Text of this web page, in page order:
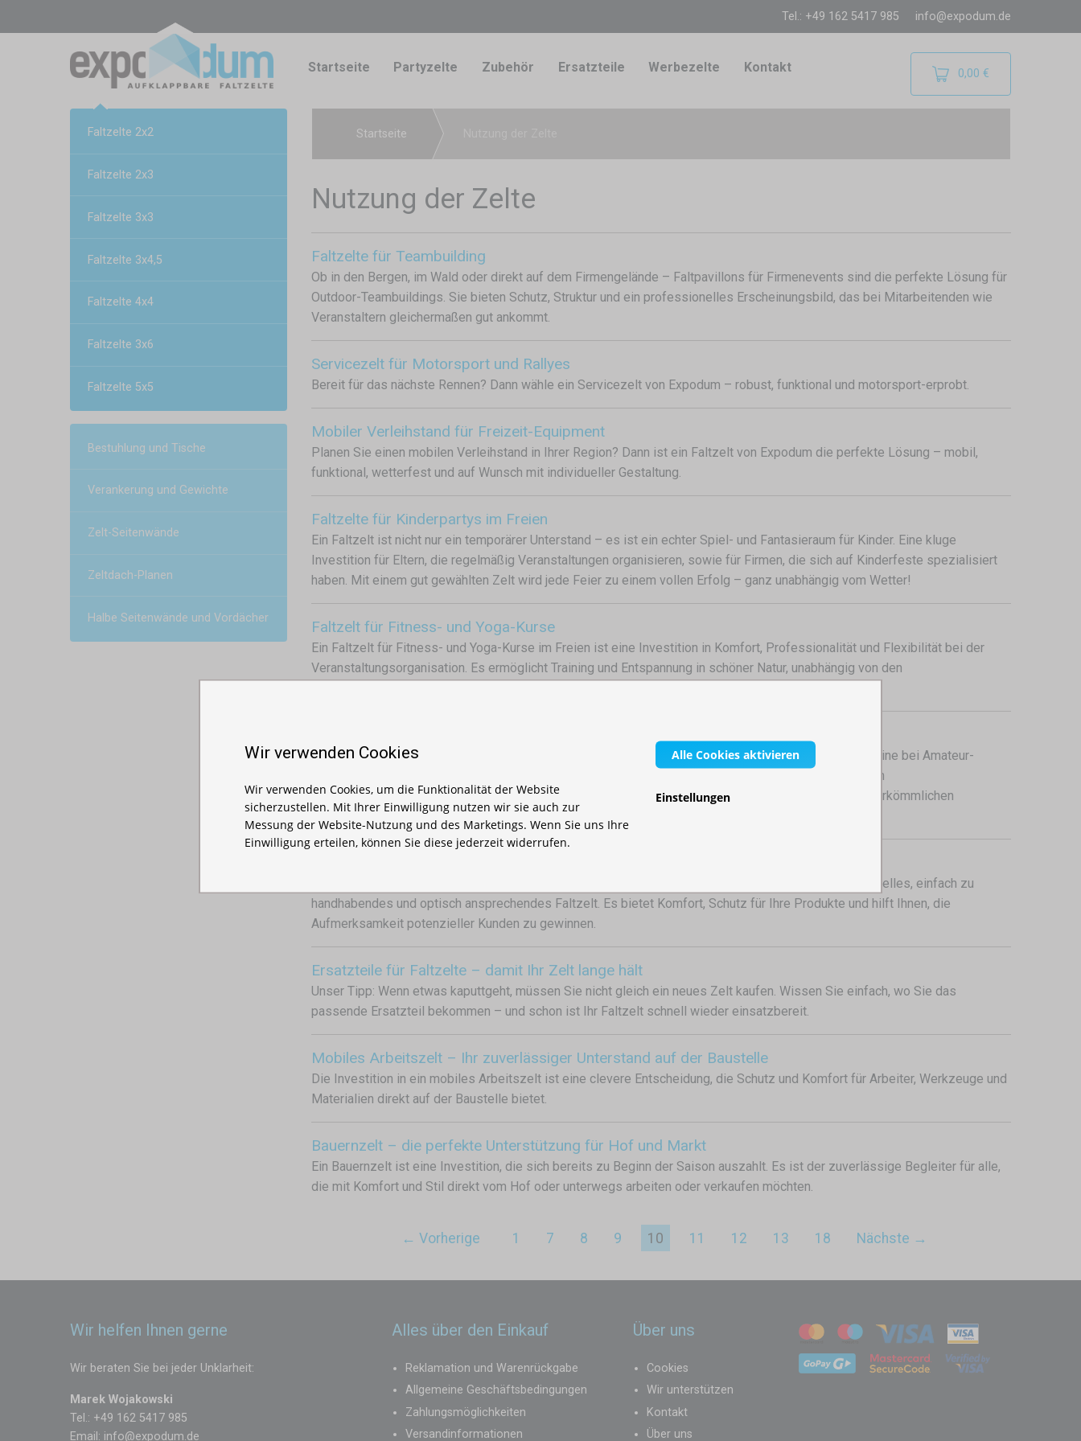
Tel.: +49 162 5417 985 info@expodum.de
Startseite Partyzelte Zubehör Ersatzteile Werbezelte Kontakt 0,00 €
Faltzelte 2x2
Faltzelte 2x3
Faltzelte 3x3
Faltzelte 3x4,5
Faltzelte 4x4
Faltzelte 3x6
Faltzelte 5x5
Bestuhlung und Tische
Verankerung und Gewichte
Zelt-Seitenwände
Zeltdach-Planen
Halbe Seitenwände und Vordächer
Startseite
Nutzung der Zelte
Faltzelte für Teambuilding
Ob in den Bergen, im Wald oder direkt auf dem Firmengelände – Faltpavillons für Firmenevents sind die perfekte Lösung für
Outdoor-Teambuildings. Sie bieten Schutz, Struktur und ein professionelles Erscheinungsbild, das bei Mitarbeitenden wie
Veranstaltern gleichermaßen gut ankommt.
Servicezelt für Motorsport und Rallyes
Bereit für das nächste Rennen? Dann wähle ein Servicezelt von Expodum – robust, funktional und motorsport-erprobt.
Mobiler Verleihstand für Freizeit-Equipment
Planen Sie einen mobilen Verleihstand in Ihrer Region? Dann ist ein Faltzelt von Expodum die perfekte Lösung – mobil,
funktional, wetterfest und auf Wunsch mit individueller Gestaltung.
Faltzelte für Kinderpartys im Freien
Ein Faltzelt ist nicht nur ein temporärer Unterstand – es ist ein echter Spiel- und Fantasieraum für Kinder. Eine kluge
Investition für Eltern, die regelmäßig Veranstaltungen organisieren, sowie für Firmen, die sich auf Kinderfeste spezialisiert
haben. Mit einem gut gewählten Zelt wird jede Feier zu einem vollen Erfolg – ganz unabhängig vom Wetter!
Faltzelt für Fitness- und Yoga-Kurse
Ein Faltzelt für Fitness- und Yoga-Kurse im Freien ist eine Investition in Komfort, Professionalität und Flexibilität bei der
Veranstaltungsorganisation. Es ermöglicht Training und Entspannung in schöner Natur, unabhängig von den
Schnell aufbaubare Faltzelte sind die ideale Lösung für die Einrichtung einer temporären Umkleidekabine bei Amateur-
Sportveranstaltungen. Dank ihrer Mobilität, der schnellen Einsatzbereitschaft und der multifunktionalen
Nutzungsmöglichkeiten bieten sie eine praktische, kosteneffiziente und komfortable Alternative zu herkömmlichen
Umkleideräumen.
Wenn Sie an Gartenmessen oder Pflanzenmärkten teilnehmen möchten, setzen Sie auf ein professionelles, einfach zu
handhabendes und optisch ansprechendes Faltzelt. Es bietet Komfort, Schutz für Ihre Produkte und hilft Ihnen, die
Aufmerksamkeit potenzieller Kunden zu gewinnen.
Ersatzteile für Faltzelte – damit Ihr Zelt lange hält
Unser Tipp: Wenn etwas kaputtgeht, müssen Sie nicht gleich ein neues Zelt kaufen. Wissen Sie einfach, wo Sie das
passende Ersatzteil bekommen – und schon ist Ihr Faltzelt schnell wieder einsatzbereit.
Mobiles Arbeitszelt – Ihr zuverlässiger Unterstand auf der Baustelle
Die Investition in ein mobiles Arbeitszelt ist eine clevere Entscheidung, die Schutz und Komfort für Arbeiter, Werkzeuge und
Materialien direkt auf der Baustelle bietet.
Bauernzelt – die perfekte Unterstützung für Hof und Markt
Ein Bauernzelt ist eine Investition, die sich bereits zu Beginn der Saison auszahlt. Es ist der zuverlässige Begleiter für alle,
die mit Komfort und Stil direkt vom Hof oder unterwegs arbeiten oder verkaufen möchten.
← Vorherige 1 7 8 9 10 11 12 13 18 Nächste →
Wir helfen Ihnen gerne
Wir beraten Sie bei jeder Unklarheit:
Marek Wojakowski
Tel.: +49 162 5417 985
Email: info@expodum.de
Alles über den Einkauf
Reklamation und Warenrückgabe
Allgemeine Geschäftsbedingungen
Zahlungsmöglichkeiten
Versandinformationen
Über uns
Cookies
Wir unterstützen
Kontakt
Über uns
Wir verwenden Cookies
Wir verwenden Cookies, um die Funktionalität der Website
sicherzustellen. Mit Ihrer Einwilligung nutzen wir sie auch zur
Messung der Website-Nutzung und des Marketings. Wenn Sie uns Ihre
Einwilligung erteilen, können Sie diese jederzeit widerrufen.
Alle Cookies aktivieren
Einstellungen